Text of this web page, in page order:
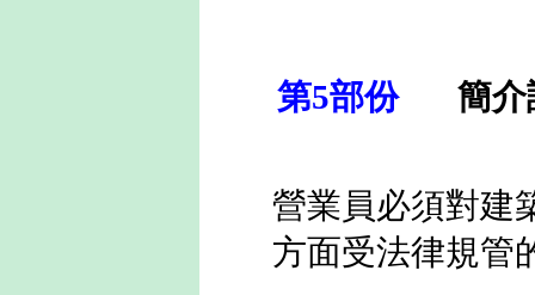
第5部份 簡
營業員必須對建
方面受法律規管